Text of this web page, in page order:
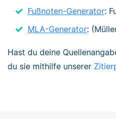
Fußnoten-Generator:
MLA-Generator:
Hast du deine
du sie mithilfe unserer